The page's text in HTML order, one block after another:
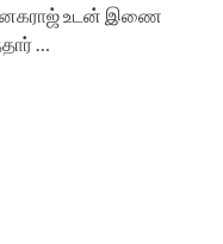
உடன் இணை
…